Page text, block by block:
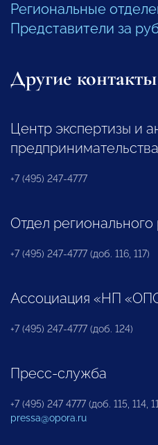
Региональные
Представители за
Другие контакты
Центр экспертизы и
предпринимательства
+7 (495) 247-4777
Отдел регионального
+7 (495) 247-4777 (доб. 116, 117)
Ассоциация «НП
+7 (495) 247-4777 (доб. 124)
Пресс-служба
+7 (495) 247 4777 (доб. 115, 114,
pressa@opora.ru